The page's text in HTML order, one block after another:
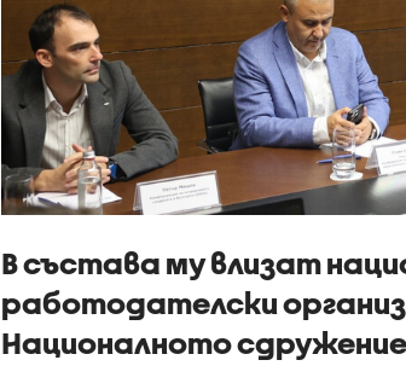
В състава му влизат
работодателски
Националното